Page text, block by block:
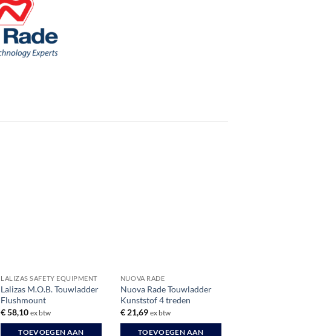
LALIZAS SAFETY EQUIPMENT
Lalizas M.O.B. Touwladder
Flushmount
€58,10 ex btw
TOEVOEGEN AAN
NUOVA RADE
Nuova Rade Touwladder
Kunststof 4 treden
€21,69 ex btw
TOEVOEGEN AAN